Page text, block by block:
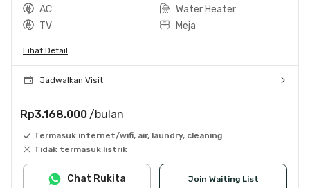
AC
Water Heater
TV
Meja
Lihat Detail
Jadwalkan Visit
Rp3.168.000 /bulan
Termasuk internet/wifi, air, laundry, cleaning
Tidak termasuk listrik
Join Waiting List
Chat Rukita